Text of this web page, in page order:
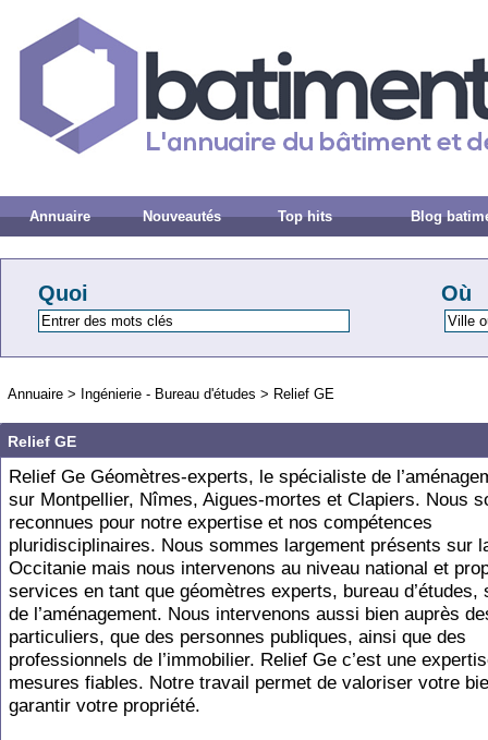
Annuaire Nouveautés Top hits Blog
Quoi Où
Annuaire > Ingénierie - Bureau d'études > Relief GE
Relief GE
Relief Ge Géomètres-experts, le spécialiste de
sur Montpellier, Nîmes, Aigues-mortes et Clapiers. Nous
reconnues pour notre expertise et nos compétences
pluridisciplinaires. Nous sommes largement présents sur
Occitanie mais nous intervenons au niveau national et
services en tant que géomètres experts, bureau d’études,
de l’aménagement. Nous intervenons aussi bien auprès
particuliers, que des personnes publiques, ainsi que des
professionnels de l’immobilier. Relief Ge c’est une
mesures fiables. Notre travail permet de valoriser votre
garantir votre propriété.